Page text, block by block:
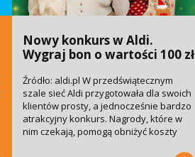
Nowy konkurs w Aldi.
Wygraj bon o wartości 100 zł
Źródło: aldi.pl W przedświątecznym
szale sieć Aldi przygotowała dla swoich
klientów prosty, a jednocześnie bardzo
atrakcyjny konkurs. Nagrody, które w
nim czekają, pomogą obniżyć koszty